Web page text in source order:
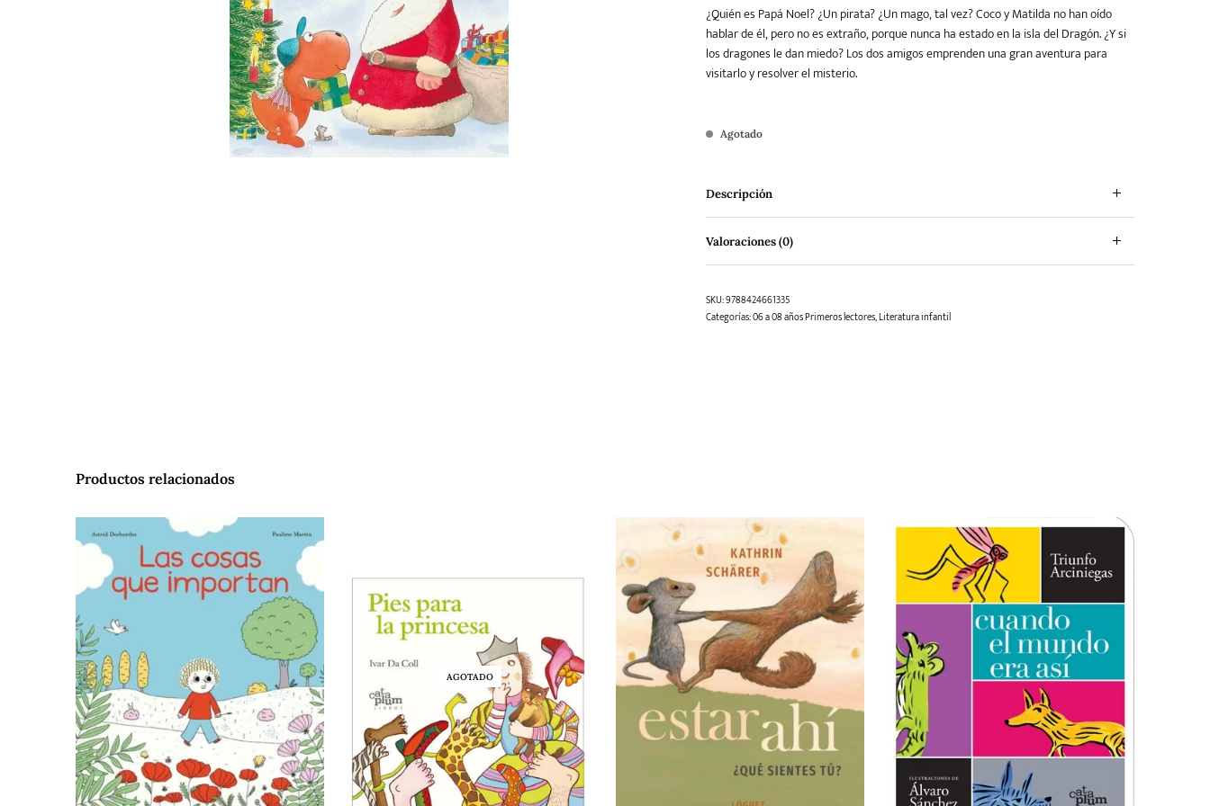
Teatro Young Adult
¿Quién es Papá Noel? ¿Un pirata? ¿Un mago, tal vez? Coco y Matilda no han oído
hablar de él, pero no es extraño, porque nunca ha estado en la isla del Dragón. ¿Y si
los dragones le dan miedo? Los dos amigos emprenden una gran aventura para
visitarlo y resolver el misterio.
Agotado
Descripción
Valoraciones (0)
SKU:9788424661335
Categorías:06 a 08 años Primeros lectores,Literatura infantil
Productos relacionados
AGOTADO